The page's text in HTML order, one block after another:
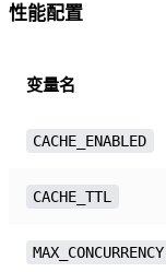
性能配置
变量名
CACHE_ENABLED
CACHE_TTL
MAX_CONCURRENCY